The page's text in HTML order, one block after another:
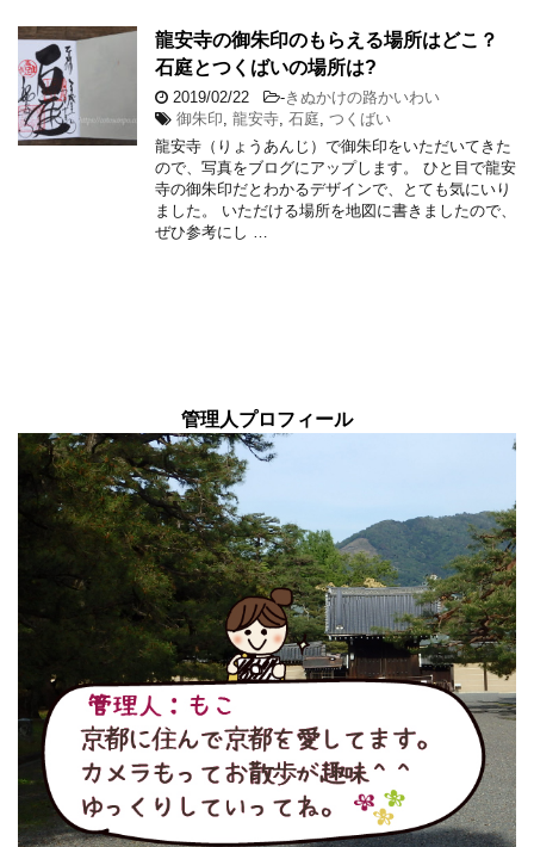
龍安寺の御朱印のもらえる場所はどこ？
石庭とつくばいの場所は?
2019/02/22 -きぬかけの路かいわい
御朱印 龍安寺 石庭 つくばい
龍安寺（りょうあんじ）で御朱印をいただいてきた
ので、写真をブログにアップします。 ひと目で龍安
寺の御朱印だとわかるデザインで、とても気にいり
ました。 いただける場所を地図に書きましたので、
ぜひ参考にし …
管理人プロフィール